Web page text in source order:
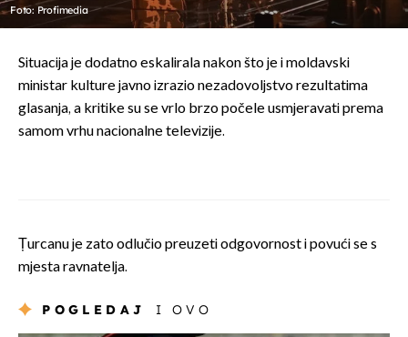
Foto: Profimedia
Situacija je dodatno eskalirala nakon što je i moldavski
ministar kulture javno izrazio nezadovoljstvo rezultatima
glasanja, a kritike su se vrlo brzo počele usmjeravati prema
samom vrhu nacionalne televizije.
Țurcanu je zato odlučio preuzeti odgovornost i povući se s
mjesta ravnatelja.
POGLEDAJ I OVO